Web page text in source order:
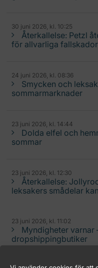
30 juni 2026, kl. 10:25
Återkallelse: Petzl
för allvarliga fallskador
24 juni 2026, kl. 08:36
Smycken och
sommarmarknader
23 juni 2026, kl. 14:44
Dolda elfel och
sommar
23 juni 2026, kl. 12:30
Återkallelse:
leksakers smådelar
23 juni 2026, kl. 11:02
Myndigheter varnar
dropshippingbutiker